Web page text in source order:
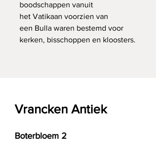
boodschappen vanuit
het Vatikaan voorzien van
een Bulla waren bestemd voor
kerken, bisschoppen en kloosters.
Vrancken Antiek
Boterbloem 2